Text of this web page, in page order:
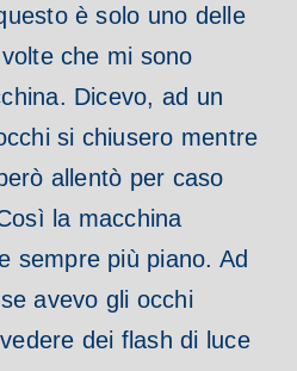
è solo uno delle
che mi sono
Dicevo, ad un
si chiusero mentre
allentò per caso
la macchina
sempre più piano. Ad
avevo gli occhi
dei flash di luce